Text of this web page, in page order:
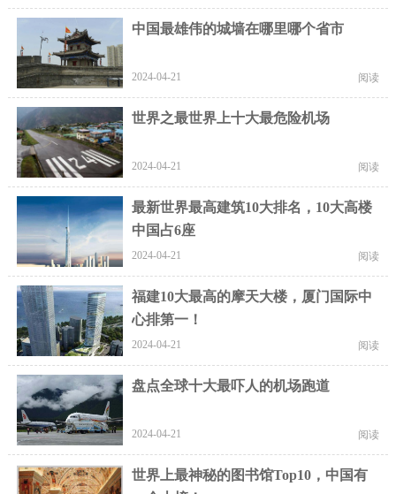
中国最雄伟的城墙在哪里哪个省市
2024-04-21 阅读
世界之最世界上十大最危险机场
2024-04-21 阅读
最新世界最高建筑10大排名，10大高楼
中国占6座
2024-04-21 阅读
福建10大最高的摩天大楼，厦门国际中
心排第一！
2024-04-21 阅读
盘点全球十大最吓人的机场跑道
2024-04-21 阅读
世界上最神秘的图书馆Top10，中国有